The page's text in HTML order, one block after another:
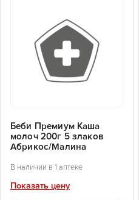
Беби Премиум Каша
молоч 200г 5 злаков
Абрикос/Малина
В наличии в 1 аптеке
Показать цену